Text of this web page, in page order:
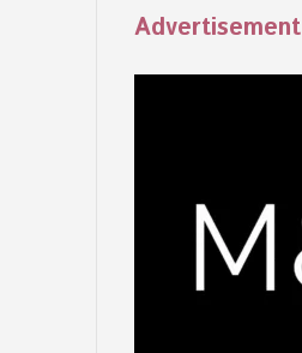
Advertisement